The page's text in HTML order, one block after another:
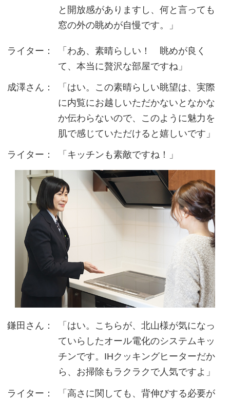
と開放感がありますし、何と言っても
窓の外の眺めが自慢です。」
ライター：
「わあ、素晴らしい！ 眺めが良く
て、本当に贅沢な部屋ですね」
成澤さん：
「はい。この素晴らしい眺望は、実際
に内覧にお越しいただかないとなかな
か伝わらないので、このように魅力を
肌で感じていただけると嬉しいです」
ライター： 「キッチンも素敵ですね！」
鎌田さん：
「はい。こちらが、北山様が気になっ
ていらしたオール電化のシステムキッ
チンです。IHクッキングヒーターだか
ら、お掃除もラクラクで人気ですよ」
ライター：
「高さに関しても、背伸びする必要が